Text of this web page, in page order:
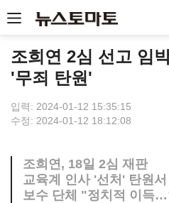
조희연 2심 선고 임
'무죄 탄원'
입력: 2024-01-12 15:35:15
수정: 2024-01-12 18:12:08
조희연, 18일 2심 재판
교육계 인사 '선처' 탄원
보수 단체 "정치적 이득